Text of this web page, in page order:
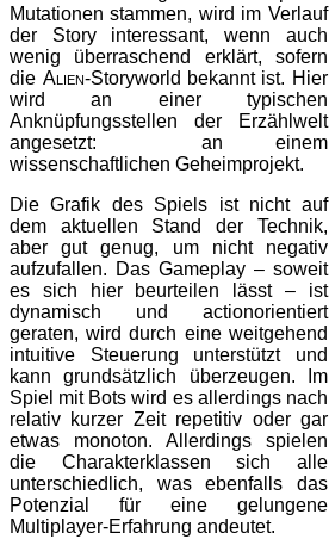
Mutationen stammen, wird im Verlauf
der Story interessant, wenn auch
wenig überraschend erklärt, sofern
die Alien-Storyworld bekannt ist. Hier
wird an einer typischen
Anknüpfungsstellen der Erzählwelt
angesetzt: an einem
wissenschaftlichen Geheimprojekt.
Die Grafik des Spiels ist nicht auf
dem aktuellen Stand der Technik,
aber gut genug, um nicht negativ
aufzufallen. Das Gameplay – soweit
es sich hier beurteilen lässt – ist
dynamisch und actionorientiert
geraten, wird durch eine weitgehend
intuitive Steuerung unterstützt und
kann grundsätzlich überzeugen. Im
Spiel mit Bots wird es allerdings nach
relativ kurzer Zeit repetitiv oder gar
etwas monoton. Allerdings spielen
die Charakterklassen sich alle
unterschiedlich, was ebenfalls das
Potenzial für eine gelungene
Multiplayer-Erfahrung andeutet.